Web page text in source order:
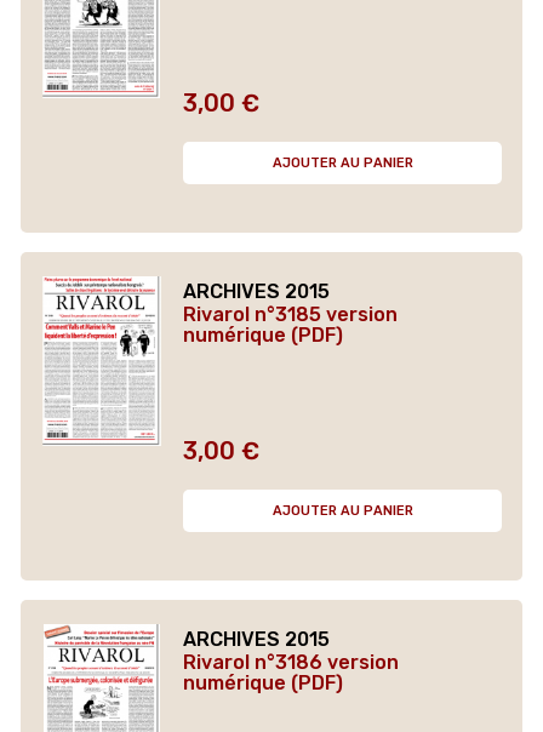
Prix
3,00 €
AJOUTER AU PANIER
ARCHIVES 2015
Rivarol n°3185 version
numérique (PDF)
Prix
3,00 €
AJOUTER AU PANIER
ARCHIVES 2015
Rivarol n°3186 version
numérique (PDF)